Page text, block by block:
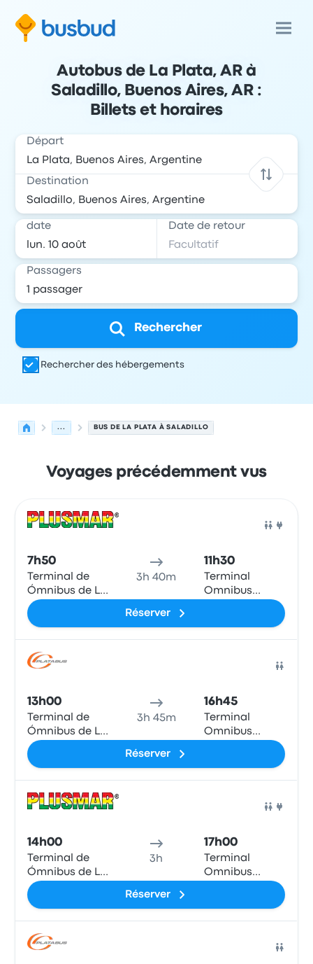
Autobus de La Plata, AR à
Saladillo, Buenos Aires, AR :
Billets et horaires
Départ
Destination
date Date de retour
Passagers
Rechercher
Rechercher des hébergements
... BUS DE LA PLATA À SALADILLO
Voyages précédemment vus
7h50
Terminal de
Ómnibus de La
Plata
3h 40m
11h30
Terminal
Omnibus
Réserver
13h00
Terminal de
Ómnibus de La
Plata
3h 45m
16h45
Terminal
Omnibus
Réserver
14h00
Terminal de
Ómnibus de La
Plata
3h
17h00
Terminal
Omnibus
Réserver